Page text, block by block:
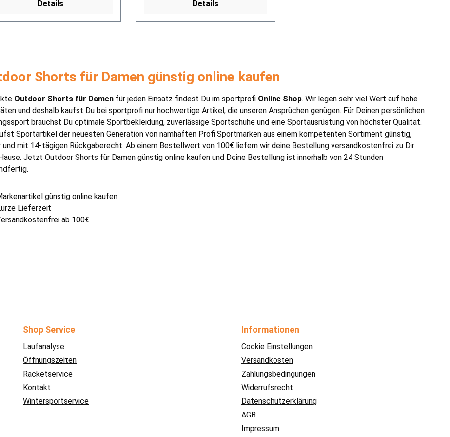
Details Details
Shorts für Damen günstig online kaufen
Outdoor Shorts für Damen für jeden Einsatz findest Du im sportprofi Online Shop. Wir legen sehr viel Wert auf hohe
und deshalb kaufst Du bei sportprofi nur hochwertige Artikel, die unseren Ansprüchen genügen. Für Deinen persönlichen
brauchst Du optimale Sportbekleidung, zuverlässige Sportschuhe und eine Sportausrüstung von höchster Qualität.
Sportartikel der neuesten Generation von namhaften Profi Sportmarken aus einem kompetenten Sortiment günstig,
und mit 14-tägigen Rückgaberecht. Ab einem Bestellwert von 100€ liefern wir deine Bestellung versandkostenfrei zu Dir
Jetzt Outdoor Shorts für Damen günstig online kaufen und Deine Bestellung ist innerhalb von 24 Stunden
günstig online kaufen
Lieferzeit
ab 100€
Shop Service
Laufanalyse
Öffnungszeiten
Racketservice
Kontakt
Wintersportservice
Informationen
Cookie Einstellungen
Versandkosten
Zahlungsbedingungen
Widerrufsrecht
Datenschutzerklärung
AGB
Impressum